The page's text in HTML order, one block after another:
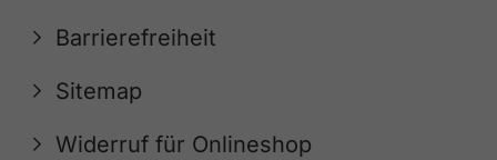
Barrierefreiheit
Sitemap
Widerruf für Onlineshop